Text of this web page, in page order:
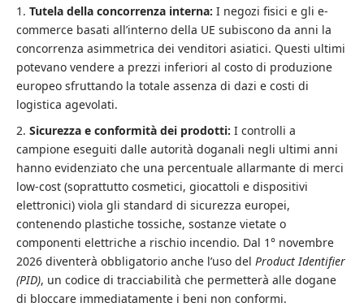
Tutela della concorrenza interna: I negozi fisici e gli e-
commerce basati all’interno della UE subiscono da anni la
concorrenza asimmetrica dei venditori asiatici. Questi ultimi
potevano vendere a prezzi inferiori al costo di produzione
europeo sfruttando la totale assenza di dazi e costi di
logistica agevolati.
Sicurezza e conformità dei prodotti: I controlli a
campione eseguiti dalle autorità doganali negli ultimi anni
hanno evidenziato che una percentuale allarmante di merci
low-cost (soprattutto cosmetici, giocattoli e dispositivi
elettronici) viola gli standard di sicurezza europei,
contenendo plastiche tossiche, sostanze vietate o
componenti elettriche a rischio incendio. Dal 1° novembre
2026 diventerà obbligatorio anche l’uso del Product Identifier
(PID), un codice di tracciabilità che permetterà alle dogane
di bloccare immediatamente i beni non conformi.